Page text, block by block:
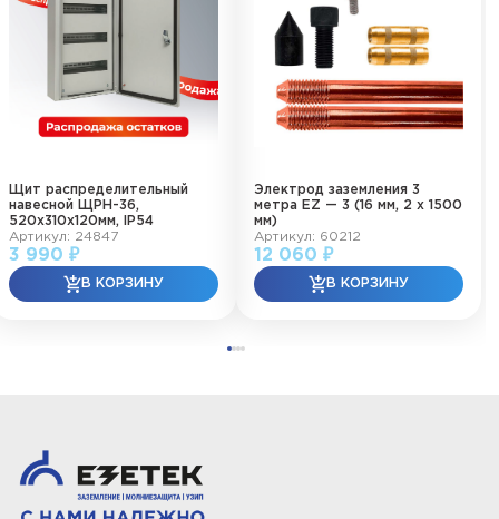
Щит распределительный
навесной ЩРН-36,
520х310х120мм, IP54
Артикул: 24847
3 990 ₽
Электрод заземления 3
метра EZ — 3 (16 мм, 2 х 1500
мм)
Артикул: 60212
12 060 ₽